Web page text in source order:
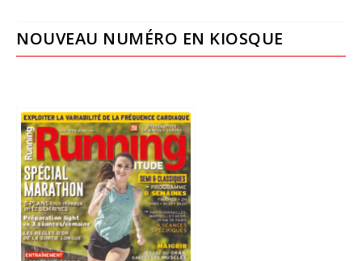
NOUVEAU NUMÉRO EN KIOSQUE